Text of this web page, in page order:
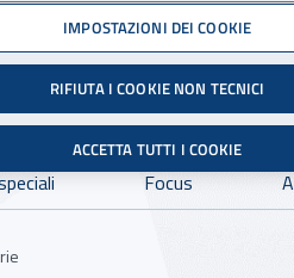
Infortuni
Facebook - Sito
X- Sito esterno
Dove cercare:
Focus
IMPOSTAZIONI DEI COOKIE
RIFIUTA I COOKIE NON TECNICI
ACCETTA TUTTI I COOKIE